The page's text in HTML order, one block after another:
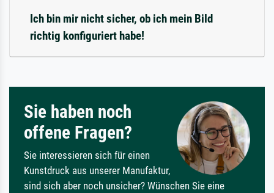
Ich bin mir nicht sicher, ob ich mein Bild
richtig konfiguriert habe!
Sie haben noch
offene Fragen?
Sie interessieren sich für einen
Kunstdruck aus unserer Manufaktur,
sind sich aber noch unsicher? Wünschen Sie eine